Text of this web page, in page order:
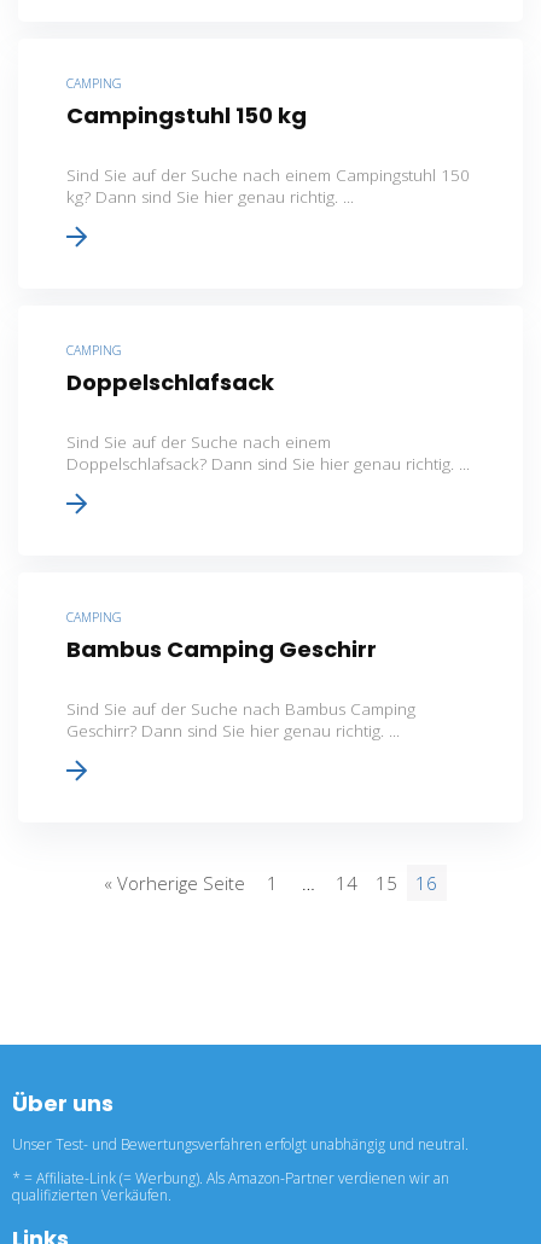
CAMPING
Campingstuhl 150 kg
Sind Sie auf der Suche nach einem Campingstuhl 150
kg? Dann sind Sie hier genau richtig. ...
CAMPING
Doppelschlafsack
Sind Sie auf der Suche nach einem
Doppelschlafsack? Dann sind Sie hier genau richtig. ...
CAMPING
Bambus Camping Geschirr
Sind Sie auf der Suche nach Bambus Camping
Geschirr? Dann sind Sie hier genau richtig. ...
« Vorherige Seite 1 14 15 16
Über uns
Unser Test- und Bewertungsverfahren erfolgt unabhängig und neutral.
* = Affiliate-Link (= Werbung). Als Amazon-Partner verdienen wir an
qualifizierten Verkäufen.